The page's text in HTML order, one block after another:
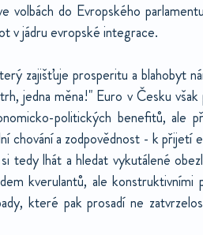
do Evropského
v jádru evropské integrace.
zajišťuje prosperitu a blahobyt
jedna měna!" Euro v Česku však
politických benefitů, ale
chování a zodpovědnost - k přijetí
tedy lhát a hledat vykutálené
kverulantů, ale konstruktivními
které pak prosadí ne